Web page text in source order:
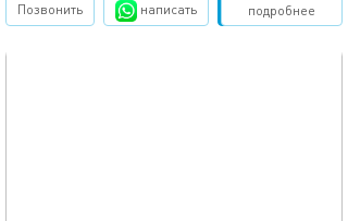
подробнее
Позвонить написать Забронировать